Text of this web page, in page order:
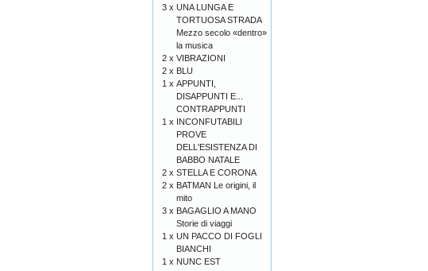
3 x UNA LUNGA E
TORTUOSA STRADA
Mezzo secolo «dentro»
la musica
2 x VIBRAZIONI
2 x BLU
1 x APPUNTI,
DISAPPUNTI E...
CONTRAPPUNTI
1 x INCONFUTABILI
PROVE
DELL'ESISTENZA DI
BABBO NATALE
2 x STELLA E CORONA
2 x BATMAN Le origini, il
mito
3 x BAGAGLIO A MANO
Storie di viaggi
1 x UN PACCO DI FOGLI
BIANCHI
1 x NUNC EST